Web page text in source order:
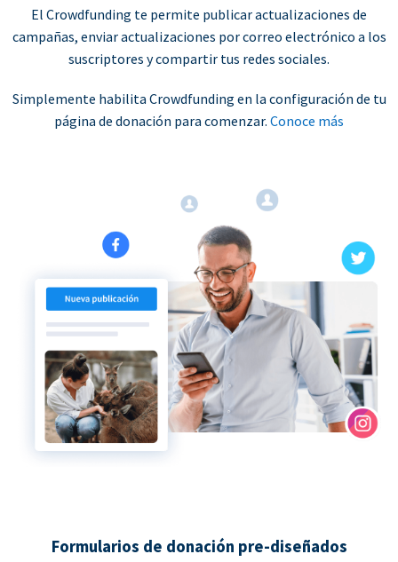
El Crowdfunding te permite publicar actualizaciones de
campañas, enviar actualizaciones por correo electrónico a los
suscriptores y compartir tus redes sociales.
Simplemente habilita Crowdfunding en la configuración de tu
página de donación para comenzar. Conoce más
Formularios de donación pre-diseñados